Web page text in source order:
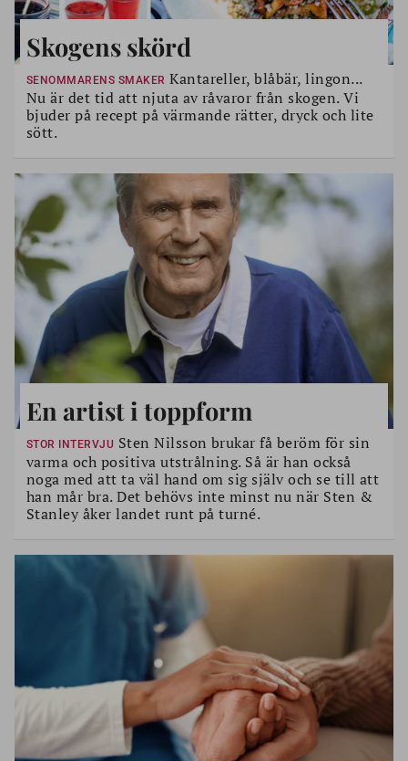
Skogens skörd
SENOMMARENS SMAKER Kantareller, blåbär, lingon...
Nu är det tid att njuta av råvaror från skogen. Vi
bjuder på recept på värmande rätter, dryck och lite
sött.
En artist i toppform
STOR INTERVJU Sten Nilsson brukar få beröm för sin
varma och positiva utstrålning. Så är han också
noga med att ta väl hand om sig själv och se till att
han mår bra. Det behövs inte minst nu när Sten &
Stanley åker landet runt på turné.